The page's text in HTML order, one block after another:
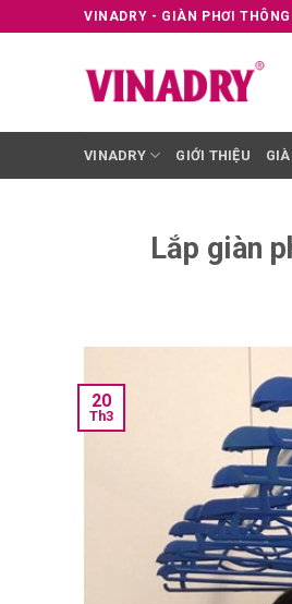
to
VINADRY - GIÀN PHƠI
VINADRY GIỚI THIỆU
Lắp giàn
20
Th3